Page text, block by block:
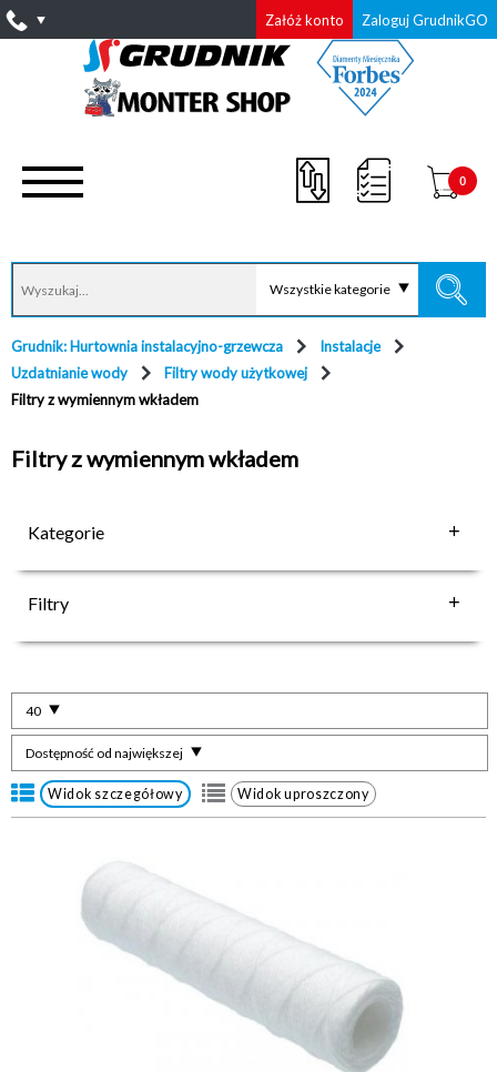
Załóż konto Zaloguj GrudnikGO
Wszystkie kategorie
0
Grudnik: Hurtownia instalacyjno-grzewcza
Instalacje
Uzdatnianie wody
Filtry wody użytkowej
Filtry z wymiennym wkładem
Filtry z wymiennym wkładem
Kategorie
Filtry
Dostępność od największej
40
Widok szczegółowy Widok uproszczony